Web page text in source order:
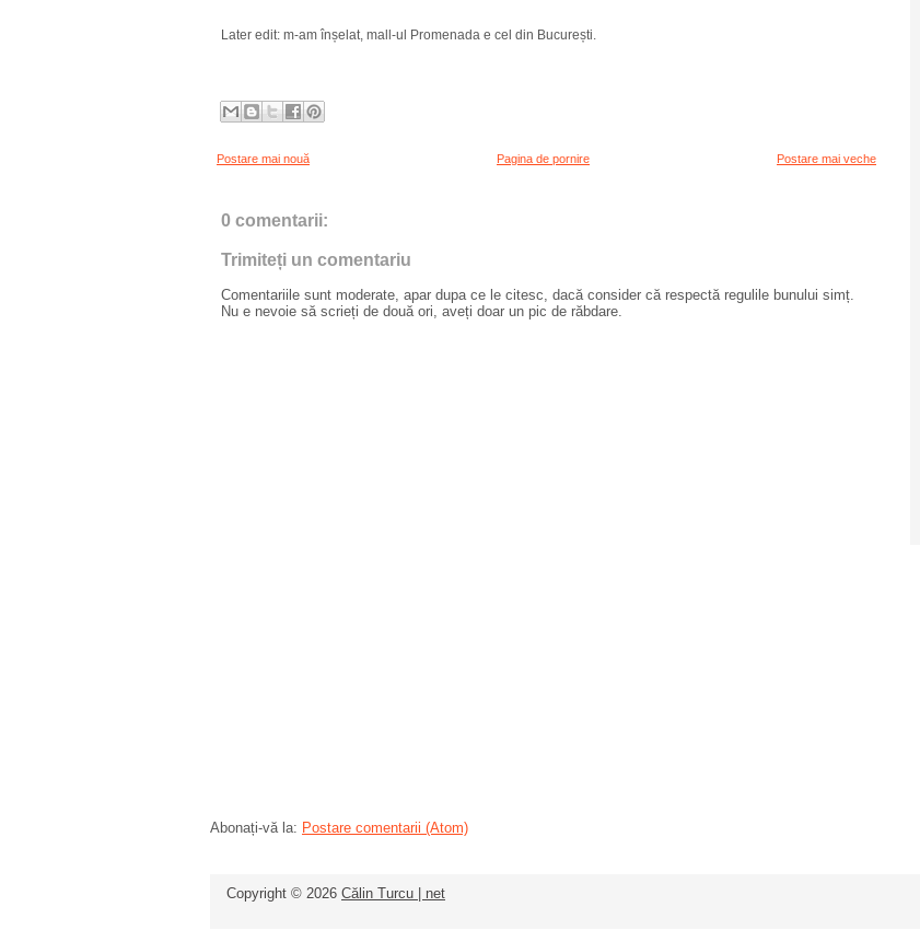
Later edit: m-am înșelat, mall-ul Promenada e cel din București.
Postare mai nouă Postare mai veche
Pagina de pornire
0 comentarii:
Trimiteți un comentariu
Comentariile sunt moderate, apar dupa ce le citesc, dacă consider că respectă regulile bunului simț.
Nu e nevoie să scrieți de două ori, aveți doar un pic de răbdare.
Abonați-vă la: Postare comentarii (Atom)
Copyright © 2026 Călin Turcu | net